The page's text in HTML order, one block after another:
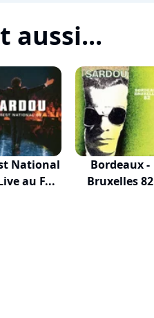
aussi...
National
au F...
Bordeaux -
Bruxelles 82